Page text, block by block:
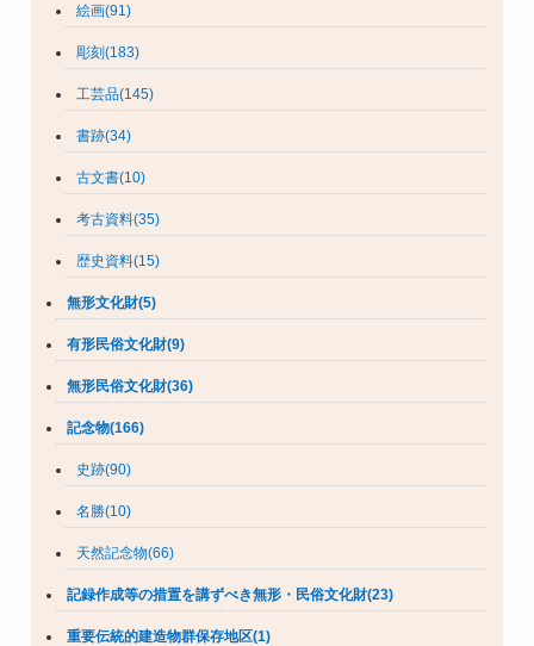
絵画(91)
彫刻(183)
工芸品(145)
書跡(34)
古文書(10)
考古資料(35)
歴史資料(15)
無形文化財(5)
有形民俗文化財(9)
無形民俗文化財(36)
記念物(166)
史跡(90)
名勝(10)
天然記念物(66)
記録作成等の措置を講ずべき無形・民俗文化財(23)
重要伝統的建造物群保存地区(1)